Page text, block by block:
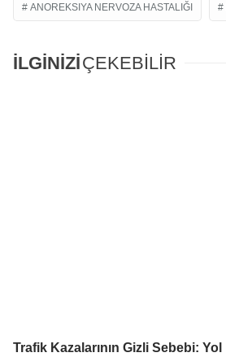
ANOREKSIYA NERVOZA HASTALIĞI
İLGİNİZİÇEKEBİLİR
Trafik Kazalarının Gizli Sebebi: Yol